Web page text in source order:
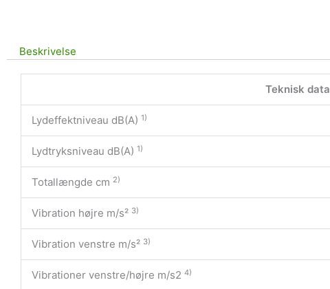
Beskrivelse
Teknisk data
Lydeffektniveau dB(A) 1)
Lydtryksniveau dB(A) 1)
Totallængde cm 2)
Vibration højre m/s² 3)
Vibration venstre m/s² 3)
Vibrationer venstre/højre m/s2 4)